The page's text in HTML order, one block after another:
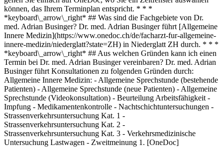
können, das Ihrem Terminplan entspricht. * * *
*keyboard\_arrow\_right* ## Was sind die Fachgebiete von Dr.
med. Adrian Businger? Dr. med. Adrian Businger führt [Allgemeine
Innere Medizin](https://www.onedoc.ch/de/facharzt-fur-allgemeine-
innere-medizin/niederglatt?state=ZH) in Niederglatt ZH durch. * * *
*keyboard\_arrow\_right* ## Aus welchen Gründen kann ich einen
Termin bei Dr. med. Adrian Businger vereinbaren? Dr. med. Adrian
Businger führt Konsultationen zu folgenden Gründen durch:
Allgemeine Innere Medizin: - Allgemeine Sprechstunde (bestehende
Patienten) - Allgemeine Sprechstunde (neue Patienten) - Allgemeine
Sprechstunde (Videokonsultation) - Beurteilung Arbeitsfähigkeit -
Impfung - Medikamentenkontrolle - Nachtschichtuntersuchungen -
Strassenverkehrsuntersuchung Kat. 1 -
Strassenverkehrsuntersuchung Kat. 2 -
Strassenverkehrsuntersuchung Kat. 3 - Verkehrsmedizinische
Untersuchung Lastwagen - Zweitmeinung 1. [OneDoc](https://www.onedoc.ch/de/)/ 2. [Facharzt für Allgemeine Innere Medizin](https://www.onedoc.ch/de/facharzt-fur-allgemeine-innere-medizin)/ 3. [Kanton Zürich](https://www.onedoc.ch/de/facharzt-fur-allgemeine-innere-medizin/kanton-zurich)/ 4. [Niederglatt ZH](https://www.onedoc.ch/de/facharzt-fur-allgemeine-innere-medizin/niederglatt?state=ZH)/ 5. Dr. med. Adrian Businger ### Termin buchen bei Dr. med. Adrian Businger Füllen Sie die folgenden Felder aus 1 Ihr Patient:innenstatus Ich bin Neupatient:in bei Dr. med. Businger Ich bin bereits als Patient:in erfasst bei Dr. med. Businger * * * *touch\_app* Wählen Sie einen Termin *chevron\_left* Mi. 05 Aug. *chevron\_right* Mehr Termine anzeigen Zeitfenster Termin buchen ### Laden Sie die OneDoc-App herunter Buchen Sie online einen Termin bei einem Arzt, Zahnarzt oder Therapeuten in Ihrer Nähe in der Schweiz. Mit der OneDoc-App können Sie alle Ihre medizinischen Termine von Ihrem Handy aus verwalten, jederzeit und überall. ![QR-Code, der zum Apple App Store oder Google Play leitet, um die OneDoc Patienten-App zu laden](https://www.onedoc.ch/assets/images/download-app-qr.jpeg) Scannen Sie den QR-Code, um die App herunterzuladen [![Laden Sie unsere App im App Store herunter!](https://www.onedoc.ch/assets/images/app-store-badge-de.svg)](https://apps.apple.com/ch/app/onedoc/id1592376413?l=fr)[![Laden Sie unsere App im Google Play Store herunter!](https://www.onedoc.ch/assets/images/google-play-badge-de.png)](https://play.google.com/store/apps/details?id=ch.onedoc.patient&hl=fr-CH) *keyboard\_arrow\_right* ## Verwandte Fachgebiete [Facharzt für Allgemeine Innere Medizin in Zürich](https://www.onedoc.ch/de/facharzt-fur-allgemeine-innere-medizin/zurich)[Facharzt für Allgemeine Innere Medizin in Baden](https://www.onedoc.ch/de/facharzt-fur-allgemeine-innere-medizin/baden)[Facharzt für Allgemeine Innere Medizin in Winterthur](https://www.onedoc.ch/de/facharzt-fur-allgemeine-innere-medizin/winterthur)[Facharzt für Allgemeine Innere Medizin in Aarau](https://www.onedoc.ch/de/facharzt-fur-allgemeine-innere-medizin/aarau)[Facharzt für Allgemeine Innere Medizin in Frauenfeld](https://www.onedoc.ch/de/facharzt-fur-allgemeine-innere-medizin/frauenfeld)[Facharzt für Allgemeine Innere Medizin in Berikon](https://www.onedoc.ch/de/facharzt-fur-allgemeine-innere-medizin/berikon)[Facharzt für Allgemeine Innere Medizin in Zug](https://www.onedoc.ch/de/facharzt-fur-allgemeine-innere-medizin/zug)[Facharzt für Allgemeine Innere Medizin in Rapperswil-Jona](https://www.onedoc.ch/de/facharzt-fur-allgemeine-innere-medizin/rapperswil-jona)[Facharzt für Allgemeine Innere Medizin in Feuerthalen](https://www.onedoc.ch/de/facharzt-fur-allgemeine-innere-medizin/feuerthalen)[Facharzt für Allgemeine Innere Medizin in Dielsdorf](https://www.onedoc.ch/de/facharzt-fur-allgemeine-innere-medizin/dielsdorf)[Facharzt für Allgemeine Innere Medizin in Uster](https://www.onedoc.ch/de/facharzt-fur-allgemeine-innere-medizin/uster)[Facharzt für Allgemeine Innere Medizin in Würenlos](https://www.onedoc.ch/de/facharzt-fur-allgemeine-innere-medizin/wurenlos)[Facharzt für Allgemeine Innere Medizin in Sursee](https://www.onedoc.ch/de/facharzt-fur-allgemeine-innere-medizin/sursee)[Facharzt für Allgemeine Innere Medizin in Pfungen](https://www.onedoc.ch/de/facharzt-fur-allgemeine-innere-medizin/pfungen)[Facharzt für Allgemeine Innere Medizin in Eschenbach LU](https://www.onedoc.ch/de/facharzt-fur-allgemeine-innere-medizin/eschenbach?state=LU)[Facharzt für Allgemeine Innere Medizin in Cham](https://www.onedoc.ch/de/facharzt-fur-allgemeine-innere-medizin/cham)[Facharzt für Allgemeine Innere Medizin in Schaffhausen](https://www.onedoc.ch/de/facharzt-fur-allgemeine-innere-medizin/schaffhausen)[Facharzt für Allgemeine Innere Medizin in Hittnau](https://www.onedoc.ch/de/facharzt-fur-allgemeine-innere-medizin/hittnau)[Facharzt für Allgemeine Innere Medizin in Zollikon](https://www.onedoc.ch/de/facharzt-fur-allgemeine-innere-medizin/zollikon)[Facharzt für Allgemeine Innere Medizin in Brugg AG](https://www.onedoc.ch/de/facharzt-fur-allgemeine-innere-medizin/brugg?state=AG)[Facharzt für Allgemeine Innere Medizin in Uitikon](https://www.onedoc.ch/de/facharzt-fur-allgemeine-innere-medizin/uitikon) *keyboard\_arrow\_right* ## Beliebte Suchbegriffe [Facharzt für Allgemeine Innere Medizin in Zürich](https://www.onedoc.ch/de/facharzt-fur-allgemeine-innere-medizin/zurich)[Gynäkologe (Frauenarzt und Geburtshelfer) in Zürich](https://www.onedoc.ch/de/gynakologe-frauenarzt-und-geburtshelfer/zurich)[Augenarzt in Zürich](https://www.onedoc.ch/de/augenarzt/zurich)[Masseur (klassische Massage) in Zürich](https://www.onedoc.ch/de/masseur-klassische-massage/zurich)[Physiotherapeut in Zürich](https://www.onedoc.ch/de/physiotherapeut/zurich)[Hausarzt (Allgemeinmedizin) in Zürich](https://www.onedoc.ch/de/hausarzt-allgemeinmedizin/zurich)[Hautarzt (Dermatologe) in Zürich](https://www.onedoc.ch/de/hautarzt-dermatologe/zurich)[Impfzentrum in Zürich](https://www.onedoc.ch/de/impfzentrum/zurich)[Spezialist für ästhetische Medizin in Zürich](https://www.onedoc.ch/de/spezialist-fur-asthetische-medizin/zurich)[Reflexologietherapeut in Zürich](https://www.onedoc.ch/de/reflexologietherapeut/zurich)[Medizinischer Masseur (Massage) in Zürich](https://www.onedoc.ch/de/medizinischer-masseur-massage/zurich)[Physiotherapeut in Winterthur](https://www.onedoc.ch/de/physiotherapeut/winterthur)[Osteopath in Zürich](https://www.onedoc.ch/de/osteopath/zurich)[Gastroenterologe in Zürich](https://www.onedoc.ch/de/gastroenterologe/zurich)[Neurologe in Zürich](https://www.onedoc.ch/de/neurologe/zurich)[Hausarzt (Allgemeinmedizin) in Winterthur](https://www.onedoc.ch/de/hausarzt-allgemeinmedizin/winterthur)[WAM/TEN Naturheilpraktiker in Zürich](https://www.onedoc.ch/de/wam-ten-naturheilpraktiker/zurich)[Zahnarzt in Zürich](https://www.onedoc.ch/de/zahnarzt/zurich)[Gesundheitsdienstleistungen der Apotheke in Zürich](https://www.onedoc.ch/de/gesundheitsdienstleistungen-der-apotheke/zurich)[Kardiologe in Zürich](https://www.onedoc.ch/de/kardiologe/zurich)[Gynäkologe (Frauenarzt und Geburtshelfer) in Aarau](https://www.onedoc.ch/de/gynakologe-frauenarzt-und-geburtshelfer/aarau) *keyboard\_arrow\_right* ## Finden Sie einen Arzt oder Therapeuten [Ärzte- und Therapeutenverzeichnis](https://www.onedoc.ch/de/verzeichnis) [A](https://www.onedoc.ch/de/verzeichnis/A) [B](https://www.onedoc.ch/de/verzeichnis/B) [C](https://www.onedoc.ch/de/verzeichnis/C) [D](https://www.onedoc.ch/de/verzeichnis/D) [E](https://www.onedoc.ch/de/verzeichnis/E) [F](https://www.onedoc.ch/de/verzeichnis/F) [G](https://www.onedoc.ch/de/verzeichnis/G) [H](https://www.onedoc.ch/de/verzeichnis/H) [I](https://www.onedoc.ch/de/verzeichnis/I) [J](https://www.onedoc.ch/de/verzeichnis/J) [K](https://www.onedoc.ch/de/verzeichnis/K) [L](https://www.onedoc.ch/de/verzeichnis/L) [M](https://www.onedoc.ch/de/verzeichnis/M) [N](https://www.onedoc.ch/de/verzeichnis/N) [O](https://www.onedoc.ch/de/verzeichnis/O) [P](https://www.onedoc.ch/de/verzeichnis/P) [Q](https://www.onedoc.ch/de/verzeichnis/Q) [R](https://www.onedoc.ch/de/verzeichnis/R) [S](https://www.onedoc.ch/de/verzeichnis/S) [T](https://www.onedoc.ch/de/verzeichnis/T) [U](https://www.onedoc.ch/de/verzeichnis/U) [V](https://www.onedoc.ch/de/verzeichnis/V) [W](https://www.onedoc.ch/de/verzeichnis/W) [X](https://www.onedoc.ch/de/verzeichnis/X) [Y](https://www.onedoc.ch/de/verzeichnis/Y) [Z](https://www.onedoc.ch/de/verzeichnis/Z) ## OneDoc [Ich bin Gesundheitsfachperson](https://info.onedoc.ch/de/) [Über uns](https://info.onedoc.ch/de/unsere-mission/) [Presse](https://info.onedoc.ch/de/media/) [Karriere](https://career.onedoc.ch/de) [Datenschutzzentrum](https://privacy.onedoc.ch/de/) [Verwaltung der Cookies](javascript:Didomi.preferences.show%28%29) [Hilfezentrum](https://help.onedoc.ch/de/) ## Sprachen [Deutsch](https://www.onedoc.ch/de/facharzt-fur-allgemeine-innere-medizin/niederglatt/pc0hy/dr-med-adrian-businger) [Français](https://www.onedoc.ch/fr/specialiste-en-medecine-interne-generale/niederglatt/pc0hy/dr-med-adrian-businger) [Italiano](https://www.onedoc.ch/it/specialista-in-medicina-interna-generale/niederglatt/pc0hy/dr-med-adrian-businger) [English](https://www.onedoc.ch/en/specialist-in-general-internal-medicine/niederglatt/pc0hy/dr-med-adrian-businger) ## Verwandte Fachgebiete [Facharzt für Allgemeine Innere Medizin in Zürich](https://www.onedoc.ch/de/facharzt-fur-allgemeine-innere-medizin/zurich) [Facharzt für Allgemeine Innere Medizin in Baden](https://www.onedoc.ch/de/facharzt-fur-allgemeine-innere-medizin/baden) [Facharzt für Allgemeine Innere Medizin in Winterthur](https://www.onedoc.ch/de/facharzt-fur-allgemeine-innere-medizin/winterthur) [Facharzt für Allgemeine Innere Medizin in Aarau](https://www.onedoc.ch/de/facharzt-fur-allgemeine-innere-medizin/aarau) [Facharzt für Allgemeine Innere Medizin in Frauenfeld](https://www.onedoc.ch/de/facharzt-fur-allgemeine-innere-medizin/frauenfeld) [Facharzt für Allgemeine Innere Medizin in Berikon](https://www.onedoc.ch/de/facharzt-fur-allgemeine-innere-medizin/berikon) [Facharzt für Allgemeine Innere Medizin in Zug](https://www.onedoc.ch/de/facharzt-fur-allgemeine-innere-medizin/zug) [Facharzt für Allgemeine Innere Medizin in Rapperswil-Jona](https://www.onedoc.ch/de/facharzt-fur-allgemeine-innere-medizin/rapperswil-jona) [Facharzt für Allgemeine Innere Medizin in Feuerthalen](https://www.onedoc.ch/de/facharzt-fur-allgemeine-innere-medizin/feuerthalen) [Facharzt für Allgemeine Innere Medizin in Dielsdorf](https://www.onedoc.ch/de/facharzt-fur-allgemeine-innere-medizin/dielsdorf) [Facharzt für Allgemeine Innere Medizin in Uster](https://www.onedoc.ch/de/facharzt-fur-allgemeine-innere-medizin/uster) [Facharzt für Allgemeine Innere Medizin in Würenlos](https://www.onedoc.ch/de/facharzt-fur-allgemeine-innere-medizin/wurenlos)